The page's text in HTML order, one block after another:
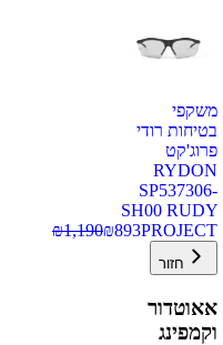
משקפי
בטיחות רודי
פרוג'קט
RYDON
SP537306-
SH00 RUDY
PROJECT
₪893
₪1,190
חזור
אאוטדור
וקמפינג